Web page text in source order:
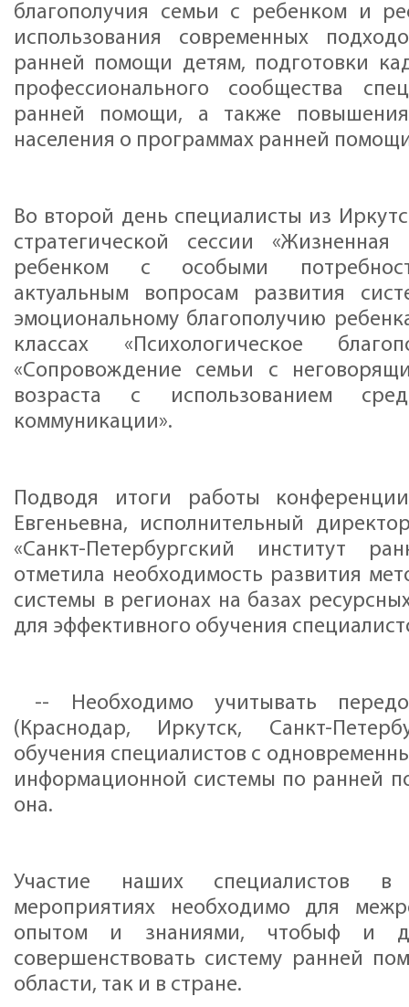
благополучия семьи с ребенком и
использования современных
ранней помощи детям, подготовки
профессионального сообщества
ранней помощи, а также
населения о программах ранней
Во второй день специалисты из
стратегической сессии
ребенком с особыми
актуальным вопросам развития
эмоциональному благополучию
классах «Психологическое
«Сопровождение семьи с
возраста с использованием
коммуникации».
Подводя итоги работы
Евгеньевна, исполнительный
«Санкт-Петербургский институт
отметила необходимость развития
системы в регионах на базах
для эффективного обучения
-- Необходимо учитывать
(Краснодар, Иркутск, Санкт-
обучения специалистов с
информационной системы по ранней
она.
Участие наших специалистов в
мероприятиях необходимо для
опытом и знаниями, чтобыф и
совершенствовать систему ранней
области, так и в стране.